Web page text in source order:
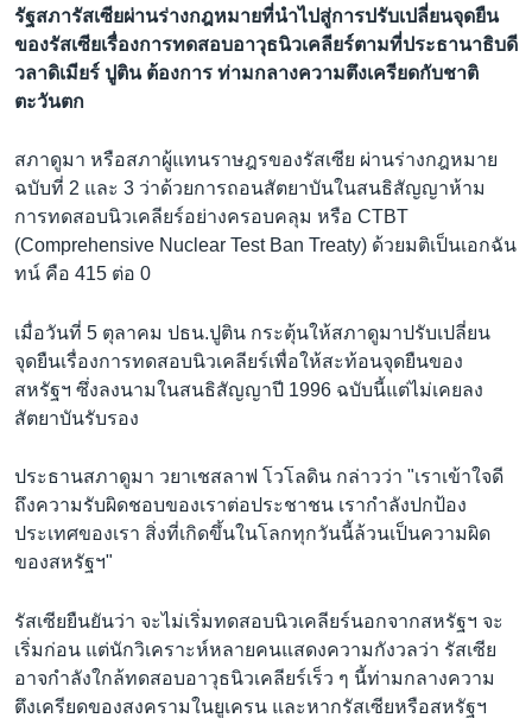
เลือกภาษา
รัฐสภารัสเซียผ่านร่างกฎหมายที่นำไปสู่การปรับเปลี่ยนจุดยืน
ของรัสเซียเรื่องการทดสอบอาวุธนิวเคลียร์ตามที่ประธานาธิบดี
วลาดิเมียร์ ปูติน ต้องการ ท่ามกลางความตึงเครียดกับชาติ
ตะวันตก
สภาดูมา หรือสภาผู้แทนราษฎรของรัสเซีย ผ่านร่างกฎหมาย
ฉบับที่ 2 และ 3 ว่าด้วยการถอนสัตยาบันในสนธิสัญญาห้าม
การทดสอบนิวเคลียร์อย่างครอบคลุม หรือ CTBT
(Comprehensive Nuclear Test Ban Treaty) ด้วยมติเป็นเอกฉัน
ทน์ คือ 415 ต่อ 0
เมื่อวันที่ 5 ตุลาคม ปธน.ปูติน กระตุ้นให้สภาดูมาปรับเปลี่ยน
จุดยืนเรื่องการทดสอบนิวเคลียร์เพื่อให้สะท้อนจุดยืนของ
สหรัฐฯ ซึ่งลงนามในสนธิสัญญาปี 1996 ฉบับนี้แต่ไม่เคยลง
สัตยาบันรับรอง
ประธานสภาดูมา วยาเชสลาฟ โวโลดิน กล่าวว่า "เราเข้าใจดี
ถึงความรับผิดชอบของเราต่อประชาชน เรากำลังปกป้อง
ประเทศของเรา สิ่งที่เกิดขึ้นในโลกทุกวันนี้ล้วนเป็นความผิด
ของสหรัฐฯ"
รัสเซียยืนยันว่า จะไม่เริ่มทดสอบนิวเคลียร์นอกจากสหรัฐฯ จะ
เริ่มก่อน แต่นักวิเคราะห์หลายคนแสดงความกังวลว่า รัสเซีย
อาจกำลังใกล้ทดสอบอาวุธนิวเคลียร์เร็ว ๆ นี้ท่ามกลางความ
ตึงเครียดของสงครามในยูเครน และหากรัสเซียหรือสหรัฐฯ